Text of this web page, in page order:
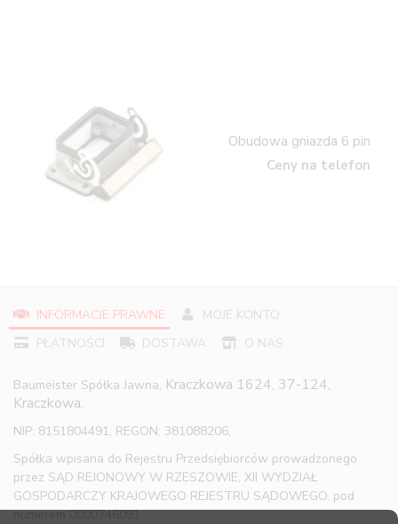
Obudowa gniazda 6 pin
Ceny na telefon
INFORMACJE PRAWNE
MOJE KONTO
PŁATNOŚCI
DOSTAWA O NAS
Baumeister Spółka Jawna, Kraczkowa 1624, 37-124,
Kraczkowa,
NIP: 8151804491, REGON: 381088206,
Spółka wpisana do Rejestru Przedsiębiorców prowadzonego
przez SĄD REJONOWY W RZESZOWIE, XII WYDZIAŁ
GOSPODARCZY KRAJOWEGO REJESTRU SĄDOWEGO, pod
numerem 0000746091